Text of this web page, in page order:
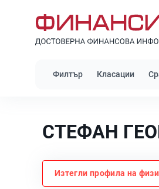
Филтър Класации
СТЕФАН
Изтегли профила на